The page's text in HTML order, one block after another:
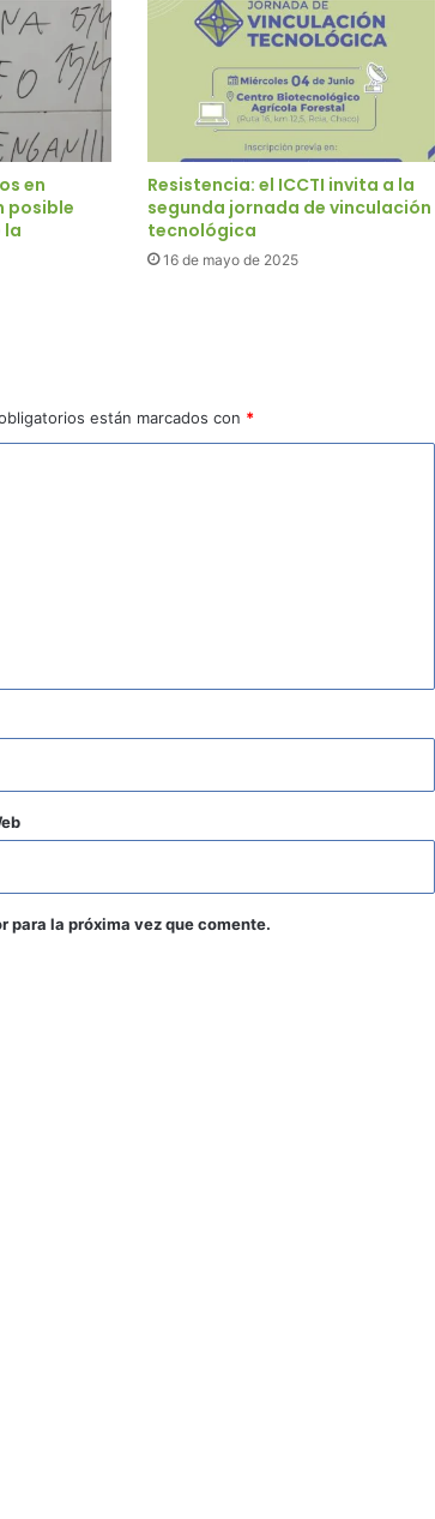
en
posible
la
Resistencia: el ICCTI invita a la
segunda jornada de vinculación
tecnológica
16 de mayo de 2025
están marcados con *
para la próxima vez que comente.